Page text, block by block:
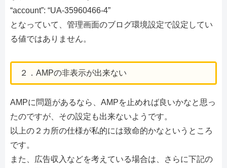
“account”: “UA-35960466-4”
となっていて、管理画面のブログ環境設定で設定してい
る値ではありません。
２．AMPの非表示が出来ない
AMPに問題があるなら、AMPを止めれば良いかなと思っ
たのですが、その設定も出来ないようです。
以上の２カ所の仕様が私的には致命的かなというところ
です。
また、広告収入などを考えている場合は、さらに下記の